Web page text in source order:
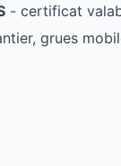
- certificat
grues